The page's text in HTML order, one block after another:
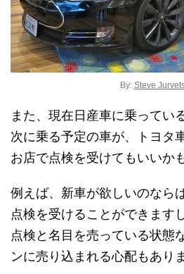
By: Steve
また、現在日産車に乗ってい
次に乗る予定の車が、トヨタ
お店で点検を受けてもいいか
例えば、新車が欲しいのなら
点検を受けることができますし
点検と名目を売っている状態
ンに売り込まれる心配もあり